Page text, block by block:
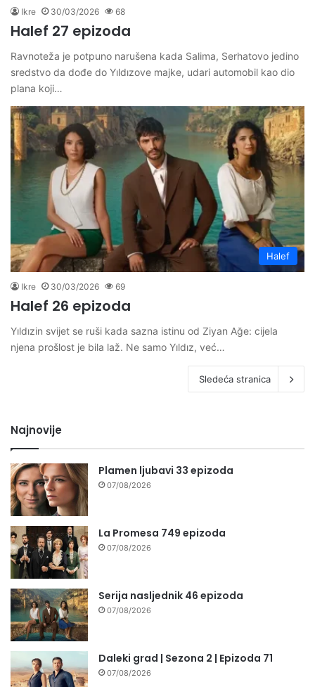
Ikre 30/03/2026 68
Halef 27 epizoda
Ravnoteža je potpuno narušena kada Salima, Serhatovo jedino
sredstvo da dođe do Yıldızove majke, udari automobil kao dio
plana koji…
Halef
Ikre 30/03/2026 69
Halef 26 epizoda
Yıldızin svijet se ruši kada sazna istinu od Ziyan Ağe: cijela
njena prošlost je bila laž. Ne samo Yıldız, već…
Sledeća stranica
Najnovije
Plamen ljubavi 33 epizoda
07/08/2026
La Promesa 749 epizoda
07/08/2026
Serija nasljednik 46 epizoda
07/08/2026
Daleki grad | Sezona 2 | Epizoda 71
07/08/2026